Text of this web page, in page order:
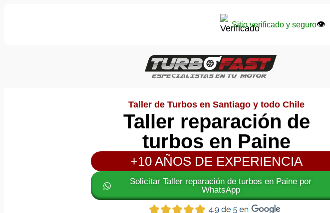
Sitio verificado y seguro👁️
Taller de Turbos en Santiago y todo Chile
Taller reparación de
turbos en Paine
+10 AÑOS DE EXPERIENCIA
Solicitar Taller reparación de turbos en Paine por
WhatsApp